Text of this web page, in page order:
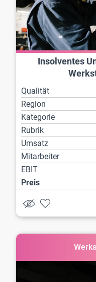
Insolventes
Qualität
Region
Kategorie
Rubrik
Umsatz
Mitarbeiter
EBIT
Preis